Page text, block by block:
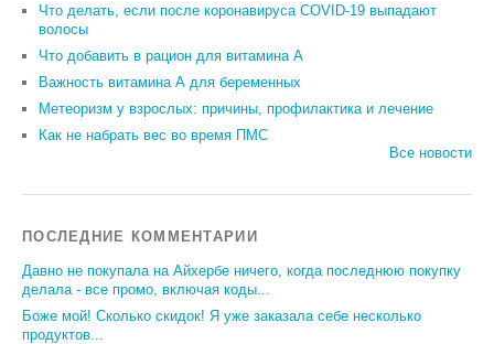
Что делать, если после коронавируса COVID-19 выпадают
волосы
Что добавить в рацион для витамина А
Важность витамина А для беременных
Метеоризм у взрослых: причины, профилактика и лечение
Как не набрать вес во время ПМС
Все новости
ПОСЛЕДНИЕ КОММЕНТАРИИ
Давно не покупала на Айхербе ничего, когда последнюю покупку
делала - все промо, включая коды...
Боже мой! Сколько скидок! Я уже заказала себе несколько
продуктов...